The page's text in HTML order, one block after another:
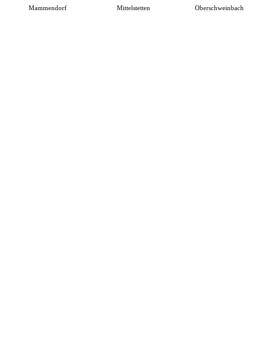
Mammendorf Mittelstetten Oberschweinbach